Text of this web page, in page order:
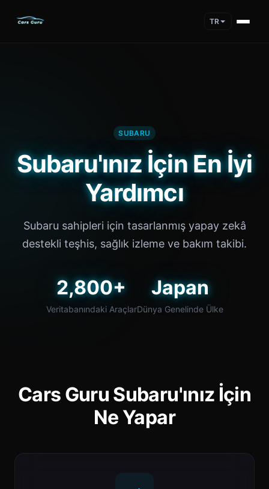
TR
SUBARU
Subaru'ınız İçin En İyi
Yardımcı
Subaru sahipleri için tasarlanmış yapay zekâ
destekli teşhis, sağlık izleme ve bakım takibi.
2,800+
Veritabanındaki Araçlar
Japan
Dünya Genelinde Ülke
Cars Guru Subaru'ınız İçin
Ne Yapar